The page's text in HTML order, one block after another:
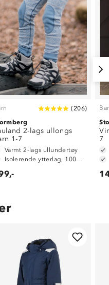
( 206)
2-lags ullongs
1-7
Varmt 2-lags ullundertøy
7